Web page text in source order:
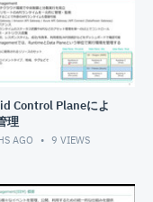
Control Planeによ
理
AGO 9 VIEWS